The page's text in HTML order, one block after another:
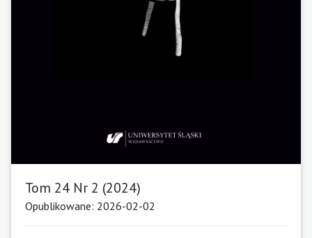
Tom 24 Nr 2 (2024)
Opublikowane: 2026-02-02